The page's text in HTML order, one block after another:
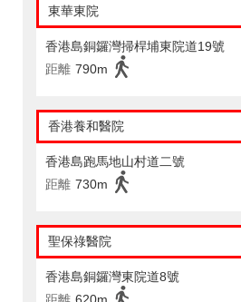
東華東院
香港島銅鑼灣掃桿埔東院道19號
距離 790m
香港養和醫院
香港島跑馬地山村道二號
距離 730m
聖保祿醫院
香港島銅鑼灣東院道8號